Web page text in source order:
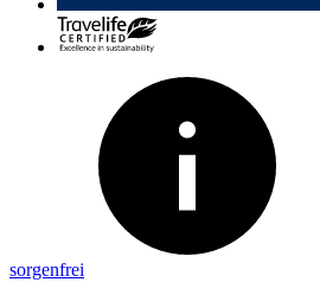
sorgenfrei